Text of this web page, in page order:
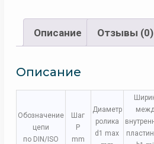
Описание Отзывы (0)
Описание
Обозначение
цепи
по DIN/ISO
Шаг
P
mm
Диаметр
ролика
d1 max